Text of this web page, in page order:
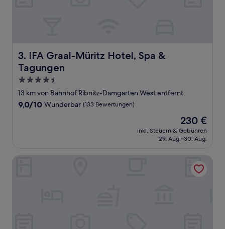
3. IFA Graal-Müritz Hotel, Spa &
Tagungen
IFA Graal-Müritz Hotel, Spa & Tagungen
4.5-
Sterne-
Unterkunft
13 km von Bahnhof Ribnitz-Damgarten West entfernt
9.0
9,0/10 Wunderbar (133 Bewertungen)
Der
Preis
beträgt
230 €
inkl. Steuern & Gebühren
29. Aug.–30. Aug.